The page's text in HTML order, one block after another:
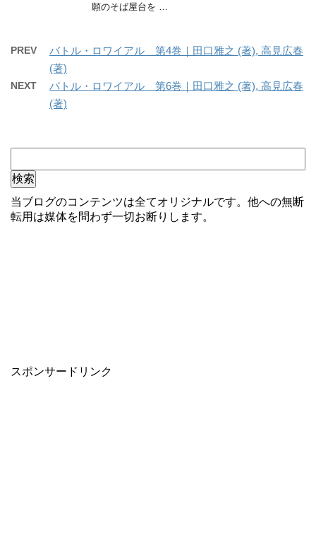
願のそば屋台を …
PREV
バトル・ロワイアル 第4巻｜田口雅之 (著), 高見広春
(著)
NEXT
バトル・ロワイアル 第6巻｜田口雅之 (著), 高見広春
(著)
当ブログのコンテンツは全てオリジナルです。他への無断
転用は媒体を問わず一切お断りします。
スポンサードリンク